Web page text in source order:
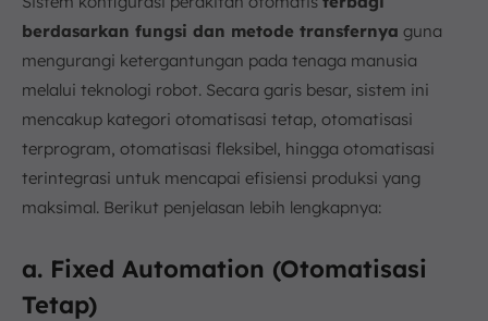
berdasarkan fungsi dan metode transfernya guna
mengurangi ketergantungan pada tenaga manusia
melalui teknologi robot. Secara garis besar, sistem ini
mencakup kategori otomatisasi tetap, otomatisasi
terprogram, otomatisasi fleksibel, hingga otomatisasi
terintegrasi untuk mencapai efisiensi produksi yang
maksimal. Berikut penjelasan lebih lengkapnya:
a. Fixed Automation (Otomatisasi
Tetap)